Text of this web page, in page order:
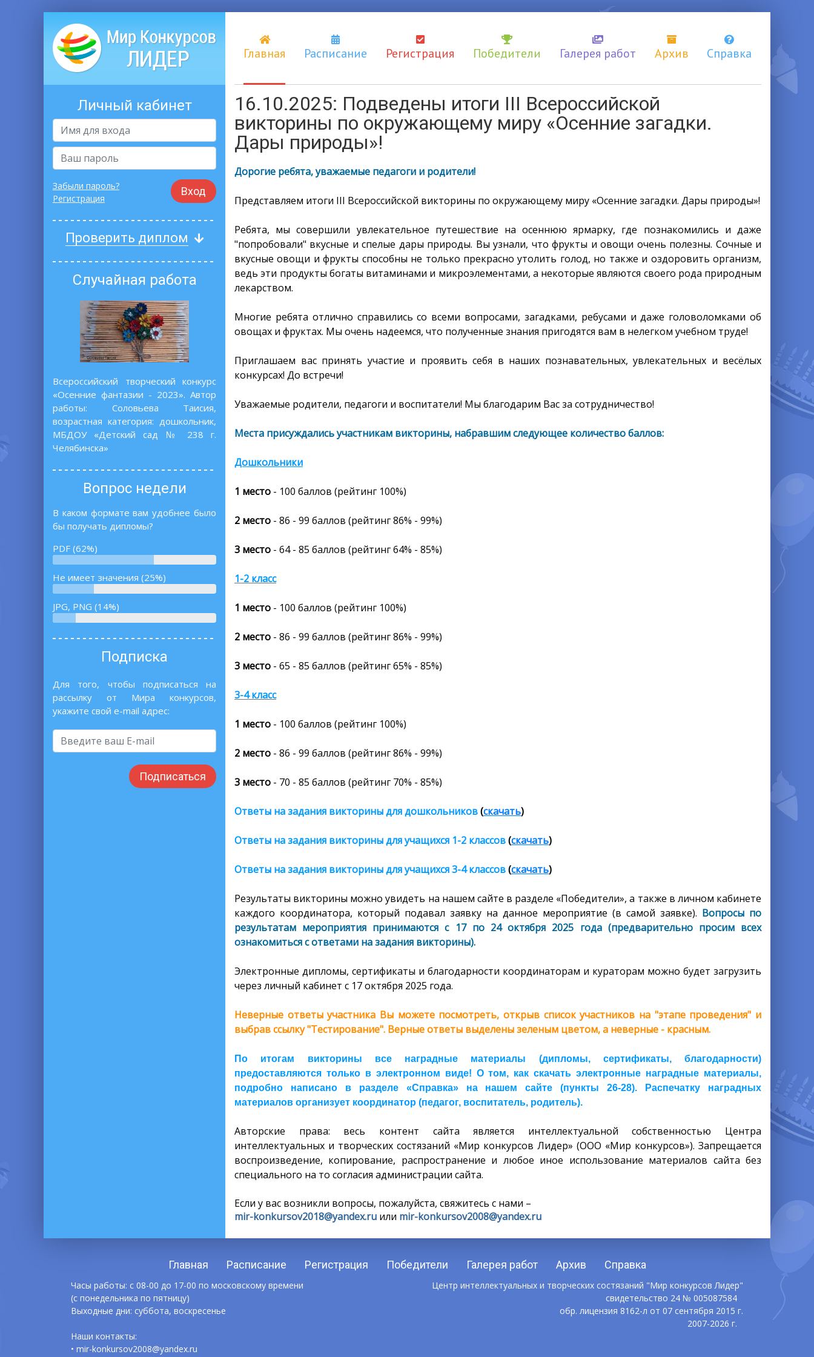
Главная Расписание Регистрация Победители Галерея работ Архив Справка
Личный кабинет
Вход
Забыли пароль?
Регистрация
Проверить диплом
Случайная работа
Всероссийский творческий конкурс
«Осенние фантазии - 2023». Автор
работы: Соловьева Таисия,
возрастная категория: дошкольник,
МБДОУ «Детский сад № 238 г.
Челябинска»
Вопрос недели
В каком формате вам удобнее было
бы получать дипломы?
PDF (62%)
Не имеет значения (25%)
JPG, PNG (14%)
Подписка
Для того, чтобы подписаться на
рассылку от Мира конкурсов,
укажите свой e-mail адрес:
Подписаться
16.10.2025: Подведены итоги III Всероссийской
викторины по окружающему миру «Осенние загадки.
Дары природы»!
Дорогие ребята, уважаемые педагоги и родители!
Представляем итоги III Всероссийской викторины по окружающему миру «Осенние загадки. Дары природы»!
Ребята, мы совершили увлекательное путешествие на осеннюю ярмарку, где познакомились и даже
"попробовали" вкусные и спелые дары природы. Вы узнали, что фрукты и овощи очень полезны. Сочные и
вкусные овощи и фрукты способны не только прекрасно утолить голод, но также и оздоровить организм,
ведь эти продукты богаты витаминами и микроэлементами, а некоторые являются своего рода природным
лекарством.
Многие ребята отлично справились со всеми вопросами, загадками, ребусами и даже головоломками об
овощах и фруктах. Мы очень надеемся, что полученные знания пригодятся вам в нелегком учебном труде!
Приглашаем вас принять участие и проявить себя в наших познавательных, увлекательных и весёлых
конкурсах! До встречи!
Уважаемые родители, педагоги и воспитатели! Мы благодарим Вас за сотрудничество!
Места присуждались участникам викторины, набравшим следующее количество баллов:
Дошкольники
1 место - 100 баллов (рейтинг 100%)
2 место - 86 - 99 баллов (рейтинг 86% - 99%)
3 место - 64 - 85 баллов (рейтинг 64% - 85%)
1-2 класс
1 место - 100 баллов (рейтинг 100%)
2 место - 86 - 99 баллов (рейтинг 86% - 99%)
3 место - 65 - 85 баллов (рейтинг 65% - 85%)
3-4 класс
1 место - 100 баллов (рейтинг 100%)
2 место - 86 - 99 баллов (рейтинг 86% - 99%)
3 место - 70 - 85 баллов (рейтинг 70% - 85%)
Ответы на задания викториныдля дошкольников(скачать)
Ответы на задания викториныдля учащихся 1-2 классов(скачать)
Ответы на задания викториныдля учащихся 3-4 классов(скачать)
Результаты викторины можно увидеть на нашем сайте в разделе «Победители», а также в личном кабинете
каждого координатора, который подавал заявку на данное мероприятие (в самой заявке). Вопросы по
результатам мероприятия принимаются с 17 по 24 октября 2025 года (предварительно просим всех
ознакомиться с ответами на задания викторины).
Электронные дипломы, сертификаты и благодарности координаторам и кураторам можно будет загрузить
через личный кабинет с 17 октября 2025 года.
Неверные ответы участника Вы можете посмотреть, открыв список участников на "этапе проведения" и
выбрав ссылку "Тестирование". Верные ответы выделены зеленым цветом, а неверные - красным.
По итогам викторины все наградные материалы (дипломы, сертификаты, благодарности)
предоставляются только в электронном виде! О том, как скачать электронные наградные материалы,
подробно написано в разделе «Справка» на нашем сайте (пункты 26-28). Распечатку наградных
материалов организует координатор (педагог, воспитатель, родитель).
Авторские права: весь контент сайта является интеллектуальной собственностью Центра
интеллектуальных и творческих состязаний «Мир конкурсов Лидер» (ООО «Мир конкурсов»). Запрещается
воспроизведение, копирование, распространение и любое иное использование материалов сайта без
специального на то согласия администрации сайта.
Если у вас возникли вопросы, пожалуйста, свяжитесь с нами –
mir-konkursov2018@yandex.ru или mir-konkursov2008@yandex.ru
Главная Расписание Регистрация Победители Галерея работ Архив Справка
Часы работы: с 08-00 до 17-00 по московскому времени
(с понедельника по пятницу)
Выходные дни: суббота, воскресенье
Наши контакты:
• mir-konkursov2008@yandex.ru
Центр интеллектуальных и творческих состязаний "Мир конкурсов Лидер"
свидетельство 24 № 005087584
обр. лицензия 8162-л от 07 сентября 2015 г.
2007-2026 г.